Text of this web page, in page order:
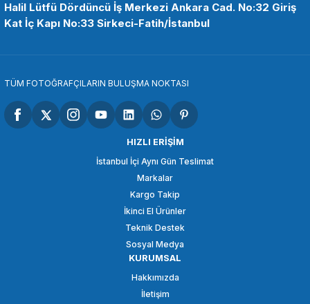
OEM
OEM Marka Nikon D7000 Lcd Koruma Camı
SEPETE EKLE
OEM Marka J2 J3 Lcd Koruma Camı
Halil Lütfü Dördüncü İş Merkezi Ankara Cad. No:32 Giriş
Kat İç Kapı No:33 Sirkeci-Fatih/İstanbul
TÜM FOTOĞRAFÇILARIN BULUŞMA NOKTASI
HIZLI ERİŞİM
İstanbul İçi Aynı Gün Teslimat
Markalar
Kargo Takip
İkinci El Ürünler
Teknik Destek
Sosyal Medya
KURUMSAL
Hakkımızda
İletişim